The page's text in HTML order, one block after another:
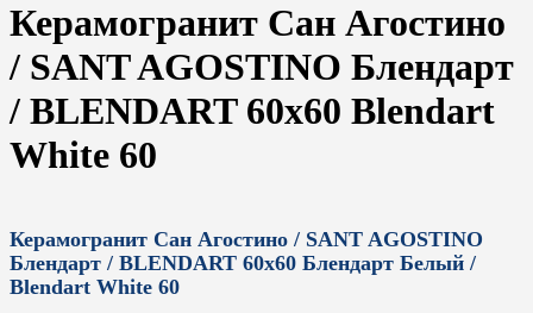
Керамогранит Сан Агостино
/ SANT AGOSTINO Блендарт
/ BLENDART 60x60 Blendart
White 60
Керамогранит Сан Агостино / SANT AGOSTINO
Блендарт / BLENDART 60x60 Блендарт Белый /
Blendart White 60